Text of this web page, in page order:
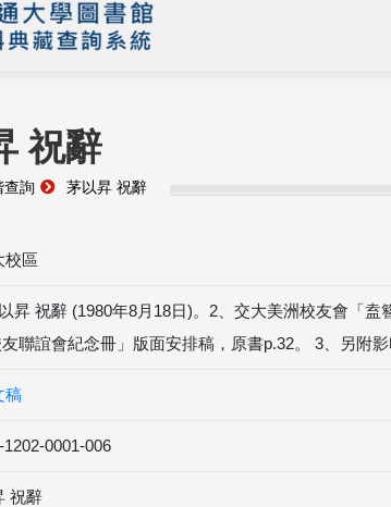
祝辭
查詢 茅以昇 祝辭
校區
昇 祝辭 (1980年8月18日)。2、交大美洲校友會「盍
聯誼會紀念冊」版面安排稿，原書p.32。 3、另附影
稿
1202-0001-006
祝辭